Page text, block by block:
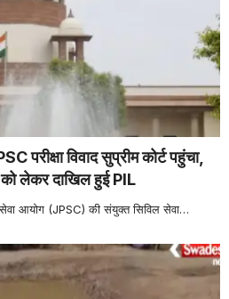
विवाद सुप्रीम कोर्ट पहुंचा,
लेकर दाखिल हुई PIL
आयोग (JPSC) की संयुक्त सिविल सेवा…